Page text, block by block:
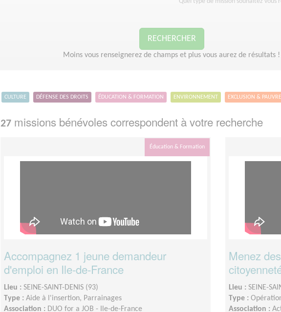
Quel type de mission souhaitez vous
RECHERCHER
Moins vous renseignerez de champs et plus vous aurez de résultats !
CULTURE DÉFENSE DES DROITS ÉDUCATION & FORMATION ENVIRONNEMENT EXCLUSION &
27 missions bénévoles correspondent à votre recherche
Éducation & Formation
Accompagnez 1 jeune demandeur
d'emploi en Ile-de-France
Lieu : SEINE-SAINT-DENIS (93)
Type : Aide à l'insertion, Parrainages
Association : DUO for a JOB - Ile-de-France
Menez
Lieu : SEINE-
Type :
Association :